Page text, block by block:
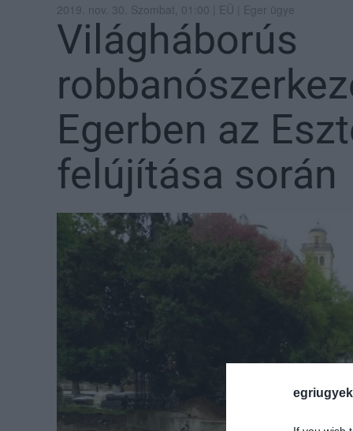
2019. nov. 30. Szombat, 01:00 | EÜ | Eger ügye
Világháborús
Egerben az
felújítása során